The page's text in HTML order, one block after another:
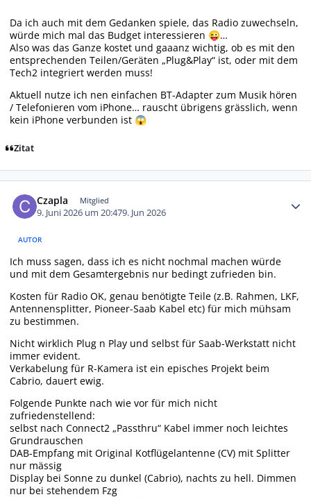
Da ich auch mit dem Gedanken spiele, das Radio zuwechseln,
würde mich mal das Budget interessieren 😜…
Also was das Ganze kostet und gaaanz wichtig, ob es mit den
entsprechenden Teilen/Geräten „Plug&Play“ ist, oder mit dem
Tech2 integriert werden muss!
Aktuell nutze ich nen einfachen BT-Adapter zum Musik hören
/ Telefonieren vom iPhone… rauscht übrigens grässlich, wenn
kein iPhone verbunden ist 😱
Zitat
Czapla Mitglied
9. Juni 2026 um 20:479. Jun 2026
AUTOR
Ich muss sagen, dass ich es nicht nochmal machen würde
und mit dem Gesamtergebnis nur bedingt zufrieden bin.
Kosten für Radio OK, genau benötigte Teile (z.B. Rahmen, LKF,
Antennensplitter, Pioneer-Saab Kabel etc) für mich mühsam
zu bestimmen.
Nicht wirklich Plug n Play und selbst für Saab-Werkstatt nicht
immer evident.
Verkabelung für R-Kamera ist ein episches Projekt beim
Cabrio, dauert ewig.
Folgende Punkte nach wie vor für mich nicht
zufriedenstellend:
selbst nach Connect2 „Passthru“ Kabel immer noch leichtes
Grundrauschen
DAB-Empfang mit Original Kotflügelantenne (CV) mit Splitter
nur mässig
Display bei Sonne zu dunkel (Cabrio), nachts zu hell. Dimmen
nur bei stehendem Fzg